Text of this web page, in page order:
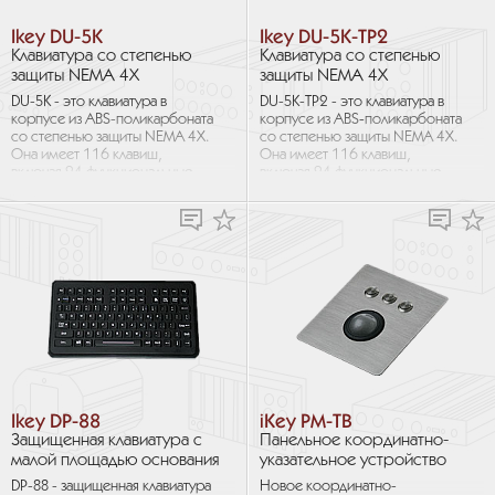
Ikey DU-5K
Клавиатура со степенью
защиты NEMA 4X
DU-5K - это клавиатура в
корпусе из ABS-поликарбоната
со степенью защиты NEMA 4X.
Она имеет 116 клавиш,
включая 24 функциональные
интегрированным
обладающим улучшенной
чувствительностью и
повышенной прочностью.
Такие характеристики делают
DU-5K исчерпывающим
Ikey DU-5K-TP2
Клавиатура со степенью
защиты NEMA 4X
DU-5K-TP2 - это клавиатура в
корпусе из ABS‑поликарбоната
со степенью защиты NEMA 4X.
Она имеет 116 клавиш,
включая 24 функциональные
сенсорная панель Synaptics с
исчерпывающим решением,
удобным в использовании.
Монтажные отверстия на
задней стенке расширяют
возможности использования.
Ikey DP-88
Защищенная клавиатура с
малой площадью основания
DP-88 - защищенная клавиатура
iKey PM-TB
Панельное координатно-
указательное устройство
Новое координатно-